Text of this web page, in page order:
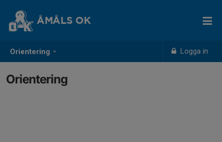
Orientering Logga in
ÅMÅLS OK
Orientering